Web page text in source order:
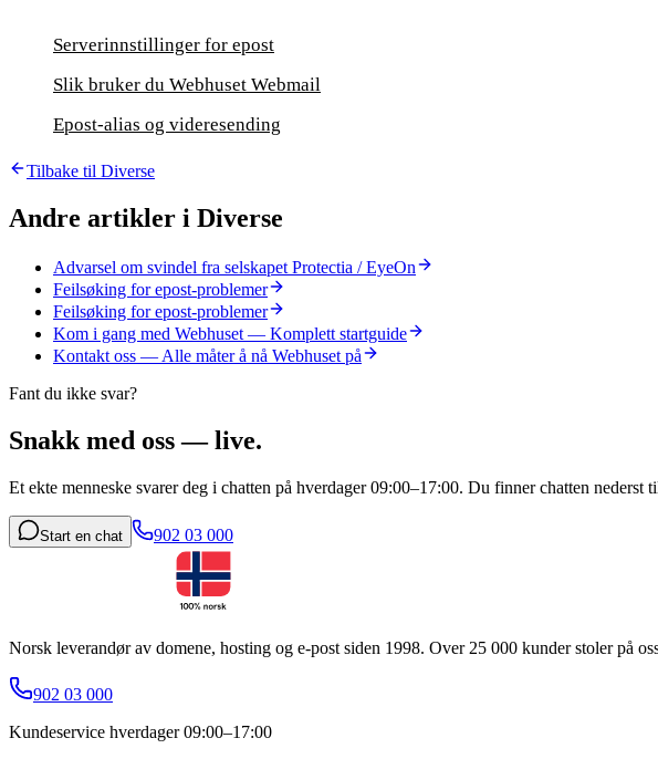
Serverinnstillinger for epost
Slik bruker du Webhuset Webmail
Epost-alias og videresending
Tilbake til Diverse
Andre artikler i Diverse
Advarsel om svindel fra selskapet Protectia / EyeOn
Feilsøking for epost-problemer
Feilsøking for epost-problemer
Kom i gang med Webhuset — Komplett startguide
Kontakt oss — Alle måter å nå Webhuset på
Fant du ikke svar?
Snakk med oss — live.
Et ekte menneske svarer deg i chatten på hverdager 09:00–17:00. Du finner chatten nederst
Start en chat 902 03 000
Norsk leverandør av domene, hosting og e-post siden 1998. Over 25 000 kunder stoler på
902 03 000
Kundeservice hverdager 09:00–17:00